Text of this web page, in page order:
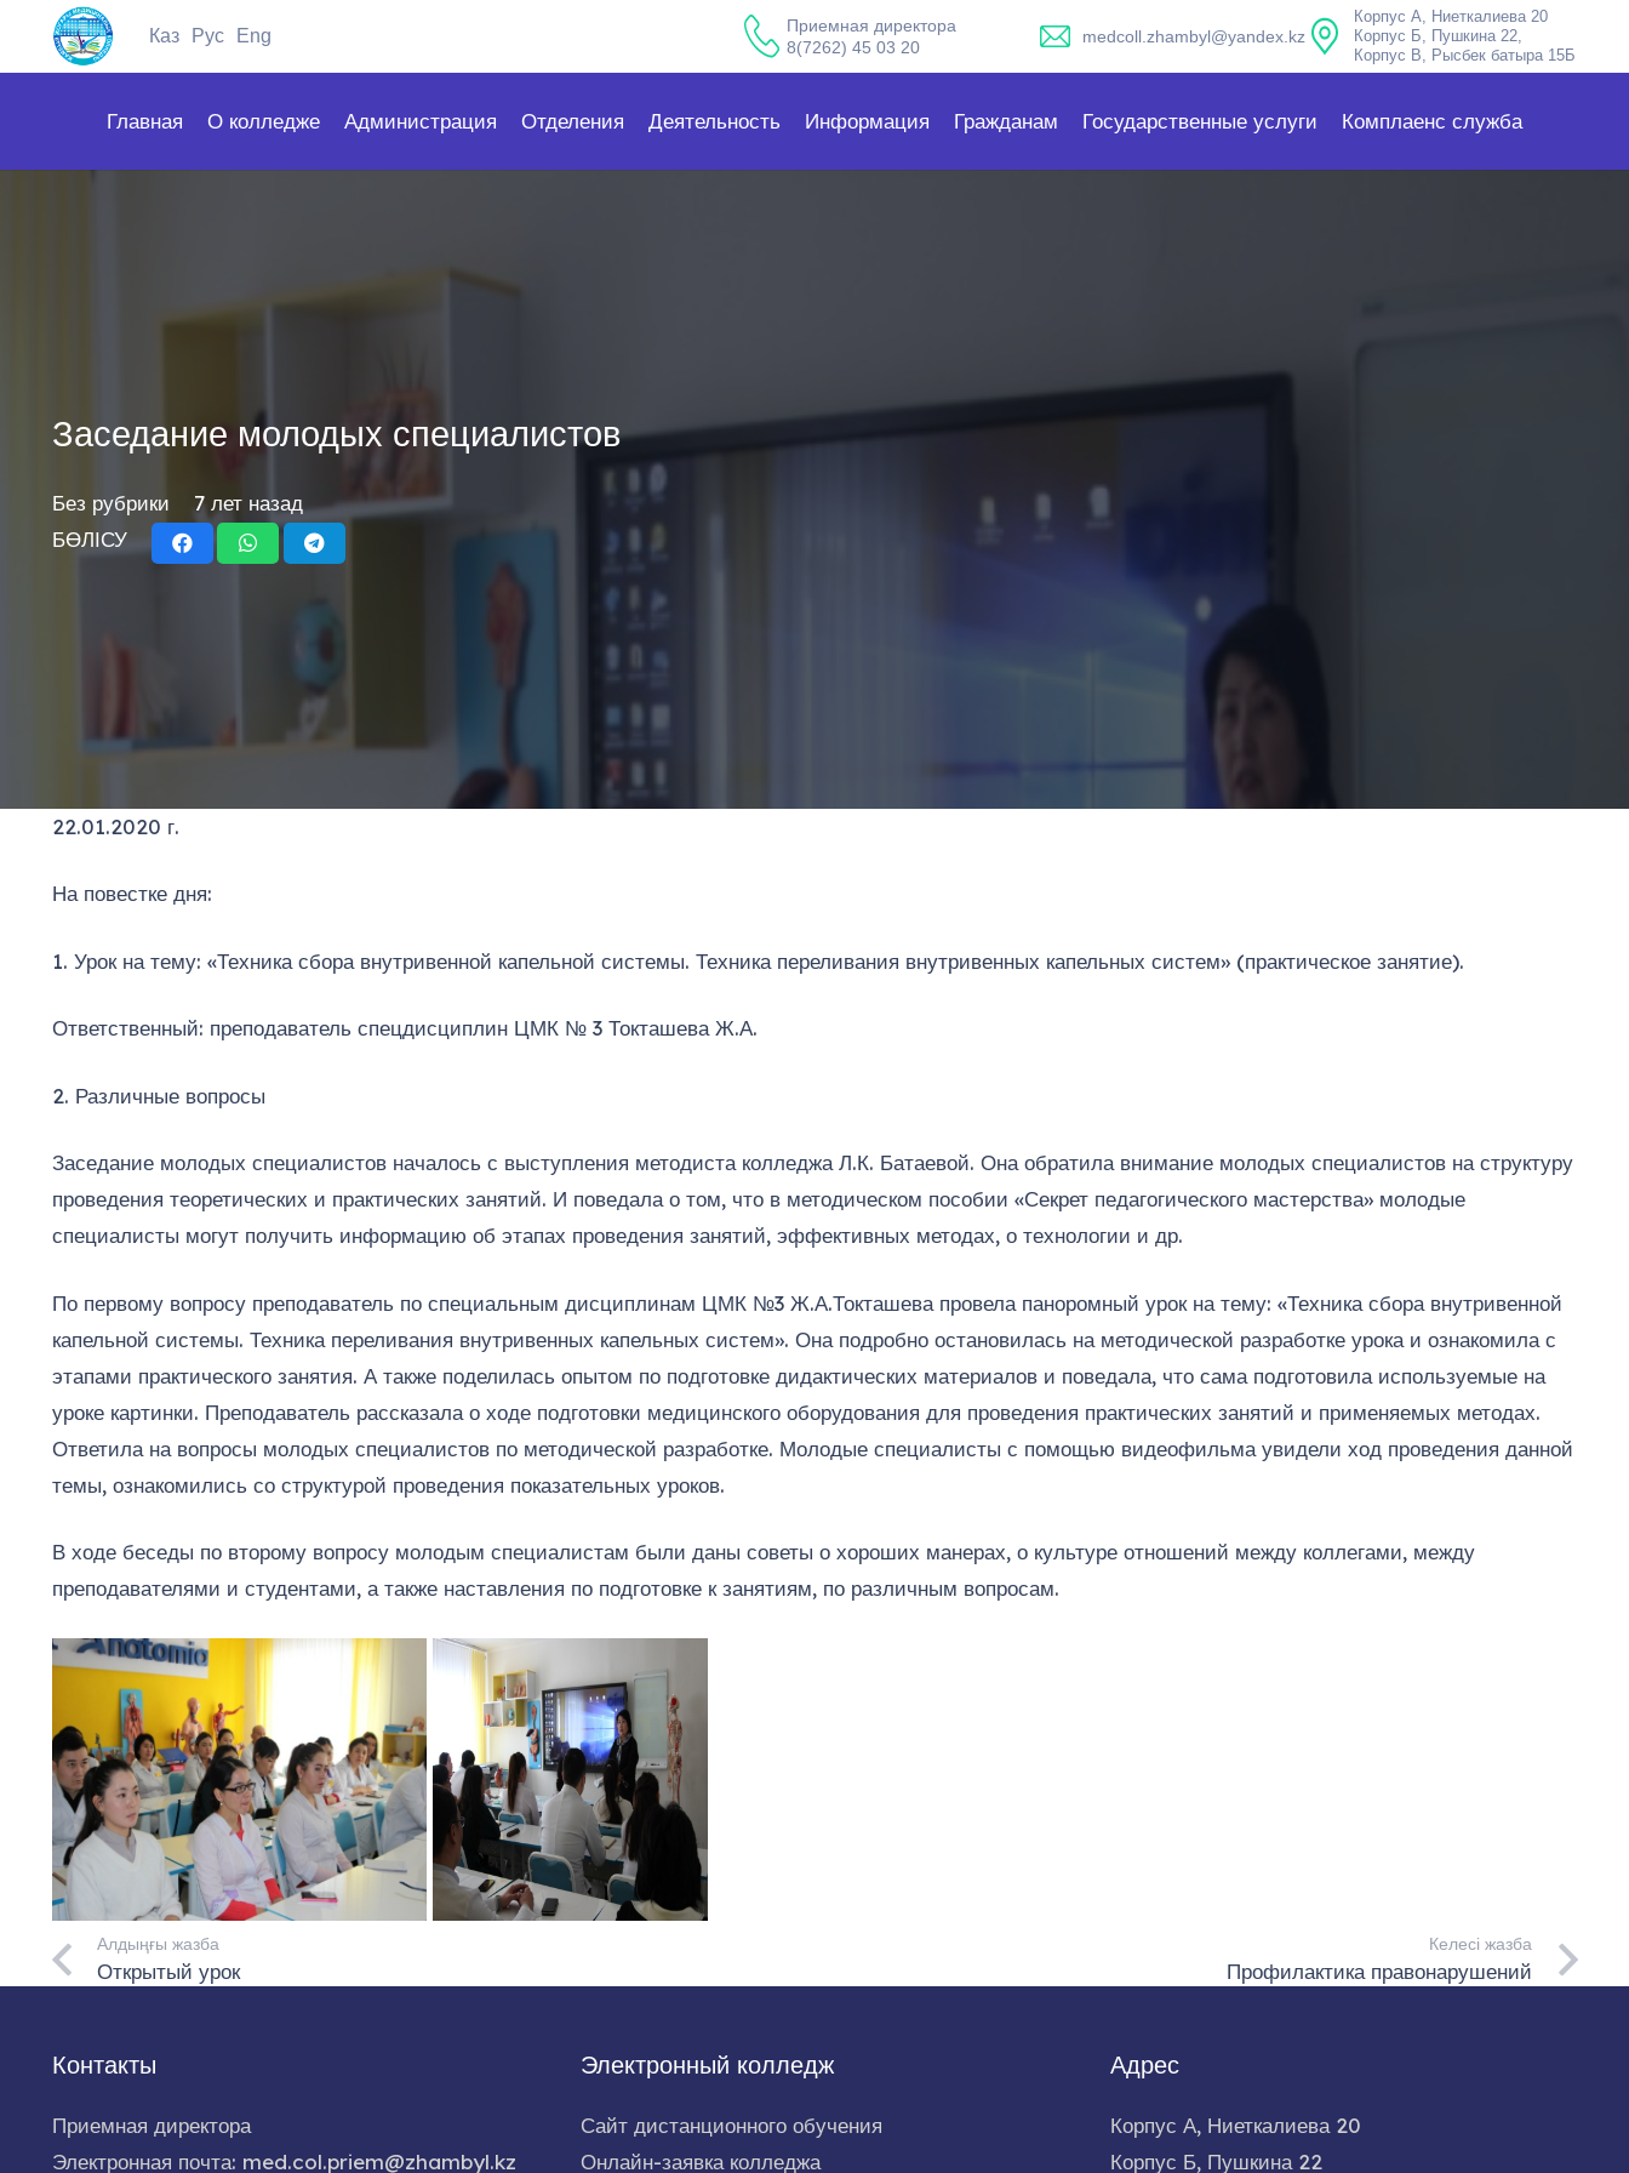
Каз Рус Eng
Приемная директора
8(7262) 45 03 20
medcoll.zhambyl@yandex.kz
Корпус А, Ниеткалиева 20
Корпус Б, Пушкина 22,
Корпус В, Рысбек батыра 15Б
Главная О колледже Администрация Отделения Деятельность Информация Гражданам Государственные услуги Комплаенс служба
Заседание молодых специалистов
Без рубрики
7 лет назад
БӨЛІСУ
22.01.2020 г.
На повестке дня:
1. Урок на тему: «Техника сбора внутривенной капельной системы. Техника переливания внутривенных капельных систем» (практическое занятие).
Ответственный: преподаватель спецдисциплин ЦМК № 3 Токташева Ж.А.
2. Различные вопросы
Заседание молодых специалистов началось с выступления методиста колледжа Л.К. Батаевой. Она обратила внимание молодых специалистов на структуру
проведения теоретических и практических занятий. И поведала о том, что в методическом пособии «Секрет педагогического мастерства» молодые
специалисты могут получить информацию об этапах проведения занятий, эффективных методах, о технологии и др.
По первому вопросу преподаватель по специальным дисциплинам ЦМК №3 Ж.А.Токташева провела паноромный урок на тему: «Техника сбора внутривенной
капельной системы. Техника переливания внутривенных капельных систем». Она подробно остановилась на методической разработке урока и ознакомила с
этапами практического занятия. А также поделилась опытом по подготовке дидактических материалов и поведала, что сама подготовила используемые на
уроке картинки. Преподаватель рассказала о ходе подготовки медицинского оборудования для проведения практических занятий и применяемых методах.
Ответила на вопросы молодых специалистов по методической разработке. Молодые специалисты с помощью видеофильма увидели ход проведения данной
темы, ознакомились со структурой проведения показательных уроков.
В ходе беседы по второму вопросу молодым специалистам были даны советы о хороших манерах, о культуре отношений между коллегами, между
преподавателями и студентами, а также наставления по подготовке к занятиям, по различным вопросам.
Алдыңғы жазба
Открытый урок
Келесі жазба
Профилактика правонарушений
Контакты
Приемная директора
Электронная почта: med.col.priem@zhambyl.kz
Электронный колледж
Сайт дистанционного обучения
Онлайн-заявка колледжа
Адрес
Корпус А, Ниеткалиева 20
Корпус Б, Пушкина 22